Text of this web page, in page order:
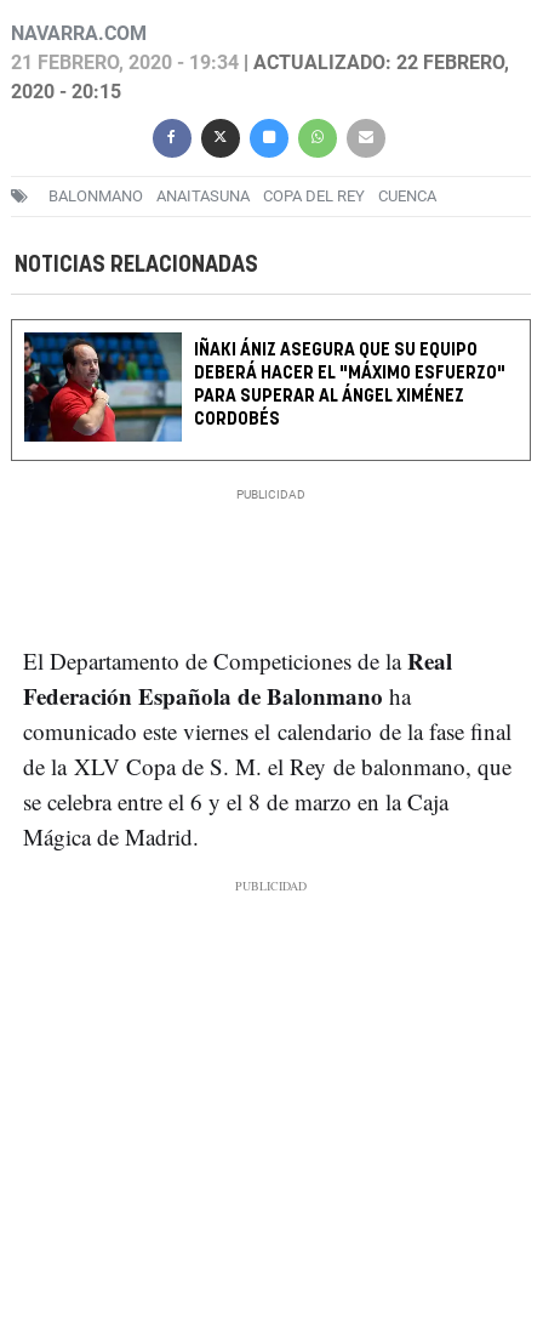
NAVARRA.COM
21 FEBRERO, 2020 - 19:34 | ACTUALIZADO: 22 FEBRERO,
2020 - 20:15
BALONMANO ANAITASUNA COPA DEL REY CUENCA
NOTICIAS RELACIONADAS
IÑAKI ÁNIZ ASEGURA QUE SU EQUIPO
DEBERÁ HACER EL "MÁXIMO ESFUERZO"
PARA SUPERAR AL ÁNGEL XIMÉNEZ
CORDOBÉS
El Departamento de Competiciones de laReal
Federación Española de Balonmano ha
comunicado este viernes el calendario de la fase final
de la XLV Copa de S. M. el Rey de balonmano, que
se celebra entre el 6 y el 8 de marzo en la Caja
Mágica de Madrid.